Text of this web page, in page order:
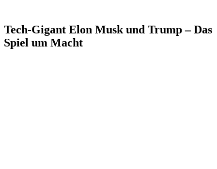
Tech-Gigant Elon Musk und Trump – Das
Spiel um Macht